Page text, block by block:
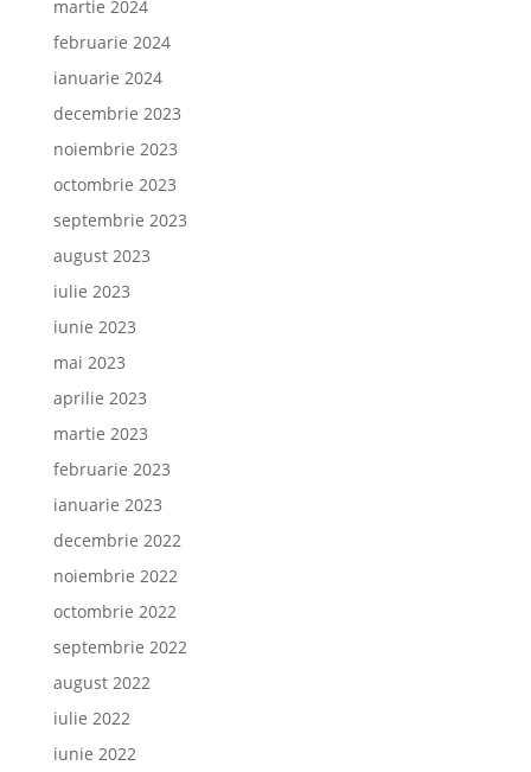
martie 2024
februarie 2024
ianuarie 2024
decembrie 2023
noiembrie 2023
octombrie 2023
septembrie 2023
august 2023
iulie 2023
iunie 2023
mai 2023
aprilie 2023
martie 2023
februarie 2023
ianuarie 2023
decembrie 2022
noiembrie 2022
octombrie 2022
septembrie 2022
august 2022
iulie 2022
iunie 2022